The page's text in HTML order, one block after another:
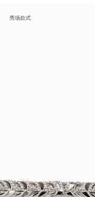
秀场款式